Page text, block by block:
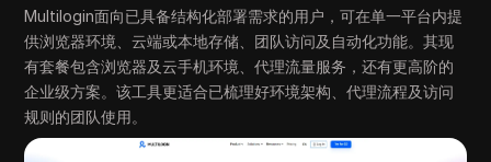
Multilogin面向已具备结构化部署需求的用户，可在单一平台内提
供浏览器环境、云端或本地存储、团队访问及自动化功能。其现
有套餐包含浏览器及云手机环境、代理流量服务，还有更高阶的
企业级方案。该工具更适合已梳理好环境架构、代理流程及访问
规则的团队使用。